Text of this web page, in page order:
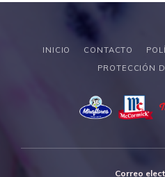
INICIO CONTACTO
PROTECCIÓN
Correo